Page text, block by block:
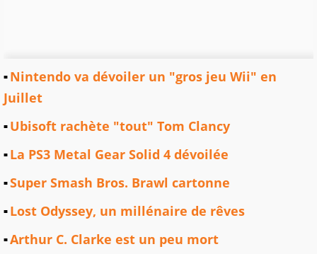
Nintendo va dévoiler un "gros jeu Wii" en
Juillet
Ubisoft rachète "tout" Tom Clancy
La PS3 Metal Gear Solid 4 dévoilée
Super Smash Bros. Brawl cartonne
Lost Odyssey, un millénaire de rêves
Arthur C. Clarke est un peu mort